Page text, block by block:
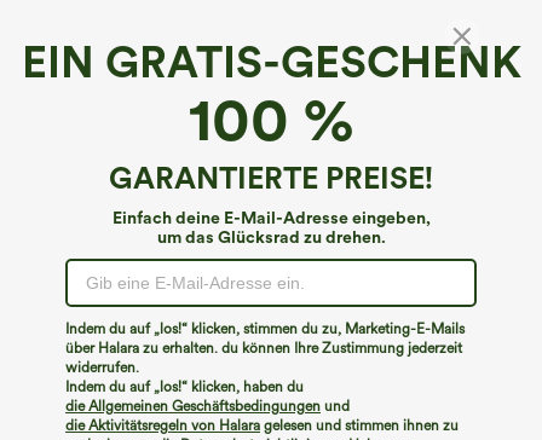
EIN GRATIS-GESCHENK
100 %
GARANTIERTE PREISE!
Einfach deine E-Mail-Adresse eingeben,
um das Glücksrad zu drehen.
Indem du auf „los!“ klicken, stimmen du zu, Marketing-E-Mails
über Halara zu erhalten. du können Ihre Zustimmung jederzeit
widerrufen.
Indem du auf „los!“ klicken, haben du
die Allgemeinen Geschäftsbedingungen und
die Aktivitätsregeln von Halara gelesen und stimmen ihnen zu
Breezeful™ Rückenfreier, ausgeschnittener,
verdrehter, ärmelloser, schnell trocknender
Flowy-Yoga-Einteiler-Jumpsuit mit
€57,95 EUR